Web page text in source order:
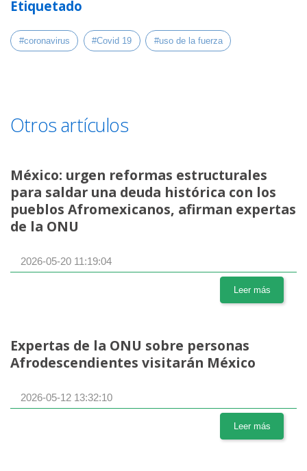
Etiquetado
#coronavirus #Covid 19 #uso de la fuerza
Otros artículos
México: urgen reformas estructurales
para saldar una deuda histórica con los
pueblos Afromexicanos, afirman expertas
de la ONU
2026-05-20 11:19:04
Leer más
Expertas de la ONU sobre personas
Afrodescendientes visitarán México
2026-05-12 13:32:10
Leer más